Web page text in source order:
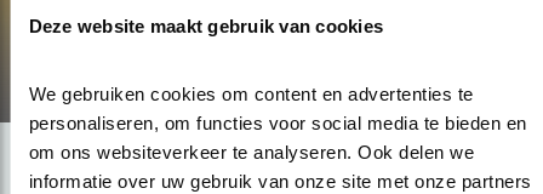
Deze website maakt gebruik van cookies
We gebruiken cookies om content en advertenties te
personaliseren, om functies voor social media te bieden en
om ons websiteverkeer te analyseren. Ook delen we
informatie over uw gebruik van onze site met onze partners
EEN BRUTE SCHOONHEID